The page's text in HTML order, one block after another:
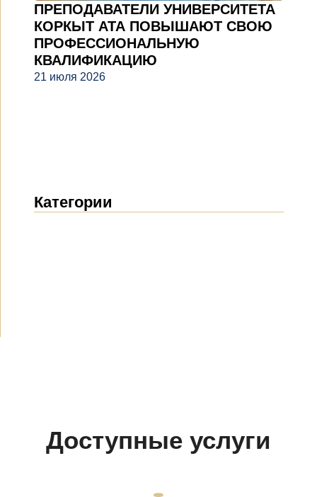
ПРЕПОДАВАТЕЛИ УНИВЕРСИТЕТА
КОРКЫТ АТА ПОВЫШАЮТ СВОЮ
ПРОФЕССИОНАЛЬНУЮ
КВАЛИФИКАЦИЮ
21 июля 2026
Категории
Доступные услуги